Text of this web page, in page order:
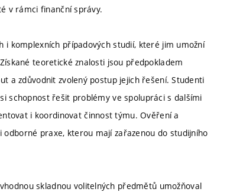
v rámci finanční správy.
i komplexních případových studií, které jim umožní
teoretické znalosti jsou předpokladem
a zdůvodnit zvolený postup jejich řešení. Studenti
schopnost řešit problémy ve spolupráci s dalšími
i koordinovat činnost týmu. Ověření a
praxe, kterou mají zařazenou do studijního
skladnou volitelných předmětů umožňoval